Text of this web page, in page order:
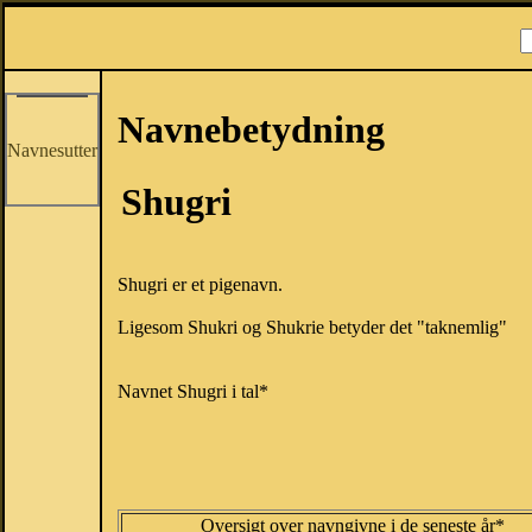
Navnesutter
Navnebetydning
Shugri
Shugri er et pigenavn.
Ligesom Shukri og Shukrie betyder det "taknemlig"
Navnet Shugri i tal*
Oversigt over navngivne i de seneste år*